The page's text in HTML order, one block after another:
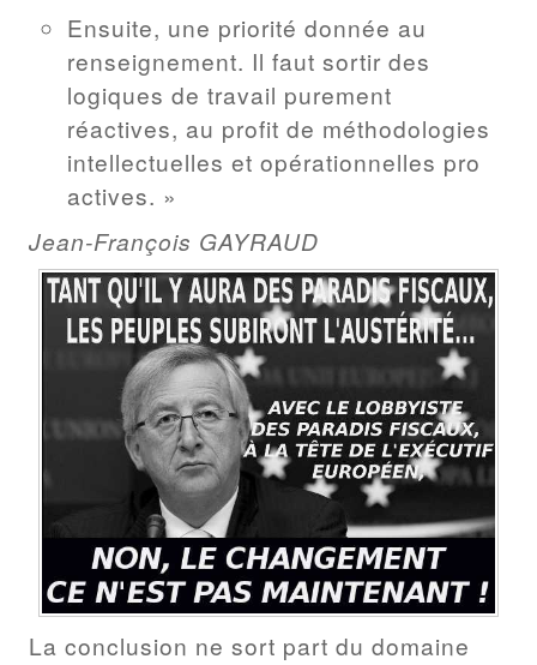
Ensuite, une priorité donnée au
renseignement. Il faut sortir des
logiques de travail purement
réactives, au profit de méthodologies
intellectuelles et opérationnelles pro
actives. »
Jean-François GAYRAUD
La conclusion ne sort part du domaine